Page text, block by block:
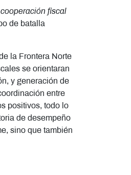
cooperación fiscal
de batalla
la Frontera Norte
se orientaran
y generación de
entre
positivos, todo lo
de desempeño
sino que también